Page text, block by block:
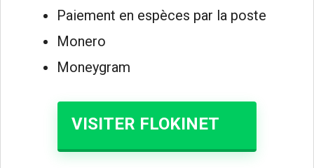
Paiement en espèces par la poste
Monero
Moneygram
VISITER FLOKINET